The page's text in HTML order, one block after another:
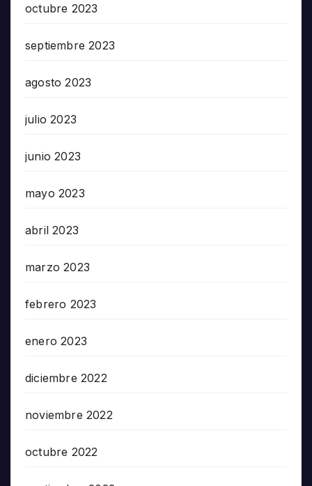
octubre 2023
septiembre 2023
agosto 2023
julio 2023
junio 2023
mayo 2023
abril 2023
marzo 2023
febrero 2023
enero 2023
diciembre 2022
noviembre 2022
octubre 2022